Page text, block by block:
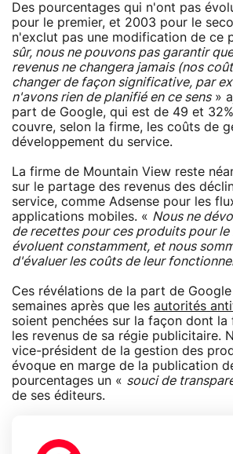
Des pourcentages qui n'ont pas
pour le premier, et 2003 pour le
n'exclut pas une modification de ce
sûr, nous ne pouvons pas garantir
revenus ne changera jamais (nos
changer de façon significative, par
n'avons rien de planifié en ce sens»
part de Google, qui est de 49 et
couvre, selon la firme, les coûts de
développement du service.
La firme de Mountain View reste
sur le partage des revenus des
service, comme Adsense pour les
applications mobiles. « Nous ne
de recettes pour ces produits pour le
évoluent constamment, et nous
d'évaluer les coûts de leur
Ces révélations de la part de
semaines après que les autorités
soient penchées sur la façon dont
les revenus de sa régie publicitaire.
vice-président de la gestion des
évoque en marge de la publication
pourcentages un « souci de
de ses éditeurs.